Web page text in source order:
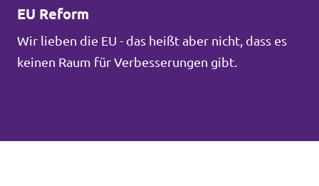
EU Reform
Wir lieben die EU - das heißt aber nicht, dass es
keinen Raum für Verbesserungen gibt.